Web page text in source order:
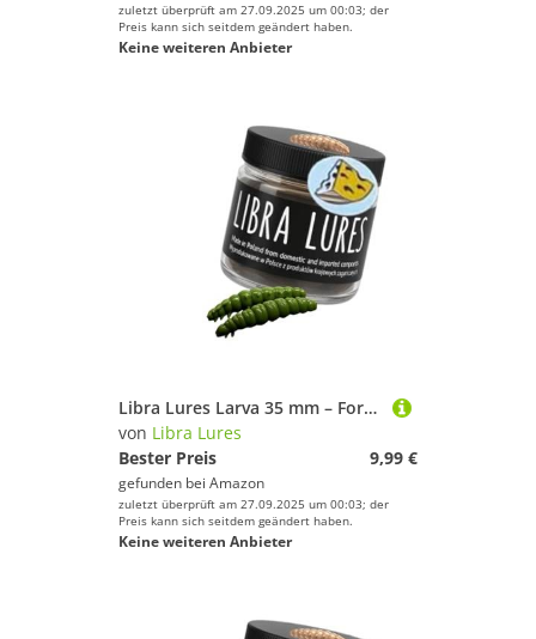
zuletzt überprüft am 27.09.2025 um 00:03; der
Preis kann sich seitdem geändert haben.
Keine weiteren Anbieter
Libra Lures Larva 35 mm – Forellenköder mit Käse-Aroma | Ultraweicher Softbait, schwimmfähig | 12 Stück | für UL, Tremarella & Sbirolino | Bienenmade-Imitation | Farbe: 031 (Olive)
von Libra Lures
Bester Preis
9,99 €
gefunden bei Amazon
zuletzt überprüft am 27.09.2025 um 00:03; der
Preis kann sich seitdem geändert haben.
Keine weiteren Anbieter